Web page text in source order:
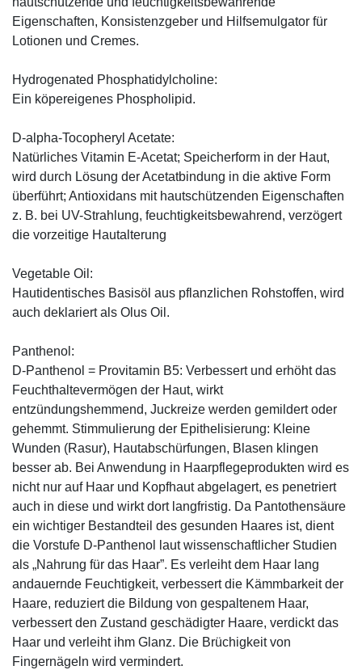
Eigenschaften, Konsistenzgeber und Hilfsemulgator für
Lotionen und Cremes.
Hydrogenated Phosphatidylcholine:
Ein köpereigenes Phospholipid.
D-alpha-Tocopheryl Acetate:
Natürliches Vitamin E-Acetat; Speicherform in der Haut,
wird durch Lösung der Acetatbindung in die aktive Form
überführt; Antioxidans mit hautschützenden Eigenschaften
z. B. bei UV-Strahlung, feuchtigkeitsbewahrend, verzögert
die vorzeitige Hautalterung
Vegetable Oil:
Hautidentisches Basisöl aus pflanzlichen Rohstoffen, wird
auch deklariert als Olus Oil.
Panthenol:
D-Panthenol = Provitamin B5: Verbessert und erhöht das
Feuchthaltevermögen der Haut, wirkt
entzündungshemmend, Juckreize werden gemildert oder
gehemmt. Stimmulierung der Epithelisierung: Kleine
Wunden (Rasur), Hautabschürfungen, Blasen klingen
besser ab. Bei Anwendung in Haarpflegeprodukten wird es
nicht nur auf Haar und Kopfhaut abgelagert, es penetriert
auch in diese und wirkt dort langfristig. Da Pantothensäure
ein wichtiger Bestandteil des gesunden Haares ist, dient
die Vorstufe D-Panthenol laut wissenschaftlicher Studien
als „Nahrung für das Haar”. Es verleiht dem Haar lang
andauernde Feuchtigkeit, verbessert die Kämmbarkeit der
Haare, reduziert die Bildung von gespaltenem Haar,
verbessert den Zustand geschädigter Haare, verdickt das
Haar und verleiht ihm Glanz. Die Brüchigkeit von
Fingernägeln wird vermindert.